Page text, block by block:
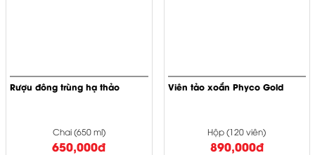
Rượu đông trùng hạ thảo
Chai (650 ml)
650,000đ
Viên tảo xoắn Phyco Gold
Hộp (120 viên)
890,000đ